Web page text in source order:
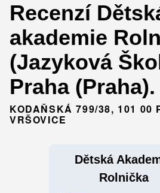
Recenzí
akademie
(Jazyková
Praha (Praha).
KODAŇSKÁ 799/38, 101 00
VRŠOVICE
Dětská
Rolnička